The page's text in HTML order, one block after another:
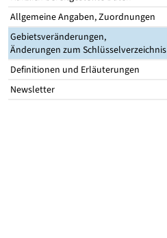
Allgemeine Angaben, Zuordnungen
Gebietsveränderungen,
Änderungen zum Schlüsselverzeichnis
Definitionen und Erläuterungen
Newsletter